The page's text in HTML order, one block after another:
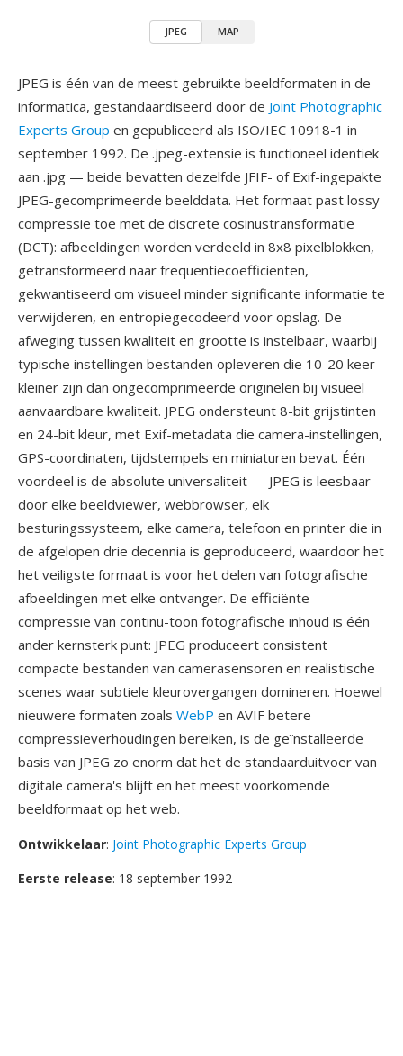
JPEG MAP
JPEG is één van de meest gebruikte beeldformaten in de
informatica, gestandaardiseerd door de Joint Photographic
Experts Group en gepubliceerd als ISO/IEC 10918-1 in
september 1992. De .jpeg-extensie is functioneel identiek
aan .jpg — beide bevatten dezelfde JFIF- of Exif-ingepakte
JPEG-gecomprimeerde beelddata. Het formaat past lossy
compressie toe met de discrete cosinustransformatie
(DCT): afbeeldingen worden verdeeld in 8x8 pixelblokken,
getransformeerd naar frequentiecoefficienten,
gekwantiseerd om visueel minder significante informatie te
verwijderen, en entropiegecodeerd voor opslag. De
afweging tussen kwaliteit en grootte is instelbaar, waarbij
typische instellingen bestanden opleveren die 10-20 keer
kleiner zijn dan ongecomprimeerde originelen bij visueel
aanvaardbare kwaliteit. JPEG ondersteunt 8-bit grijstinten
en 24-bit kleur, met Exif-metadata die camera-instellingen,
GPS-coordinaten, tijdstempels en miniaturen bevat. Één
voordeel is de absolute universaliteit — JPEG is leesbaar
door elke beeldviewer, webbrowser, elk
besturingssysteem, elke camera, telefoon en printer die in
de afgelopen drie decennia is geproduceerd, waardoor het
het veiligste formaat is voor het delen van fotografische
afbeeldingen met elke ontvanger. De efficiënte
compressie van continu-toon fotografische inhoud is één
ander kernsterk punt: JPEG produceert consistent
compacte bestanden van camerasensoren en realistische
scenes waar subtiele kleurovergangen domineren. Hoewel
nieuwere formaten zoals WebP en AVIF betere
compressieverhoudingen bereiken, is de geïnstalleerde
basis van JPEG zo enorm dat het de standaarduitvoer van
digitale camera's blijft en het meest voorkomende
beeldformaat op het web.
Ontwikkelaar: Joint Photographic Experts Group
Eerste release: 18 september 1992